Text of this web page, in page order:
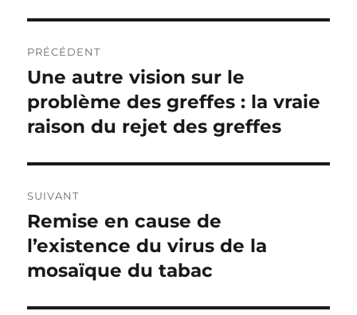
de
l’article
PRÉCÉDENT
Publication
précédente :
Une autre vision sur le
problème des greffes : la vraie
raison du rejet des greffes
SUIVANT
Publication
suivante :
Remise en cause de
l’existence du virus de la
mosaïque du tabac